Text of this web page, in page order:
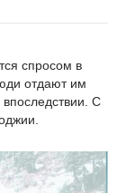
спросом в
отдают им
С